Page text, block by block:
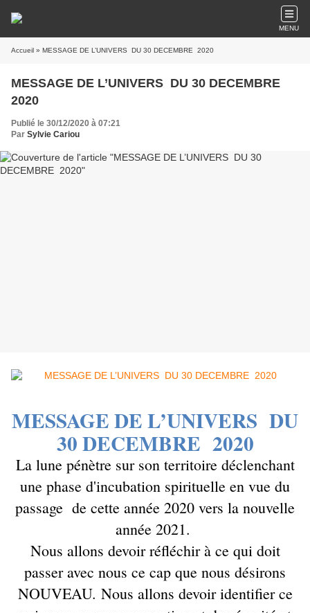
MENU
Accueil » MESSAGE DE L’UNIVERS DU 30 DECEMBRE 2020
MESSAGE DE L’UNIVERS DU 30 DECEMBRE
2020
Publié le 30/12/2020 à 07:21
Par Sylvie Cariou
MESSAGE DE L’UNIVERS DU
30 DECEMBRE 2020
La lune pénètre sur son territoire déclenchant
une phase d'incubation spirituelle en vue du
passage de cette année 2020 vers la nouvelle
année 2021.
Nous allons devoir réfléchir à ce qui doit
passer avec nous ce cap que nous désirons
NOUVEAU. Nous allons devoir identifier ce